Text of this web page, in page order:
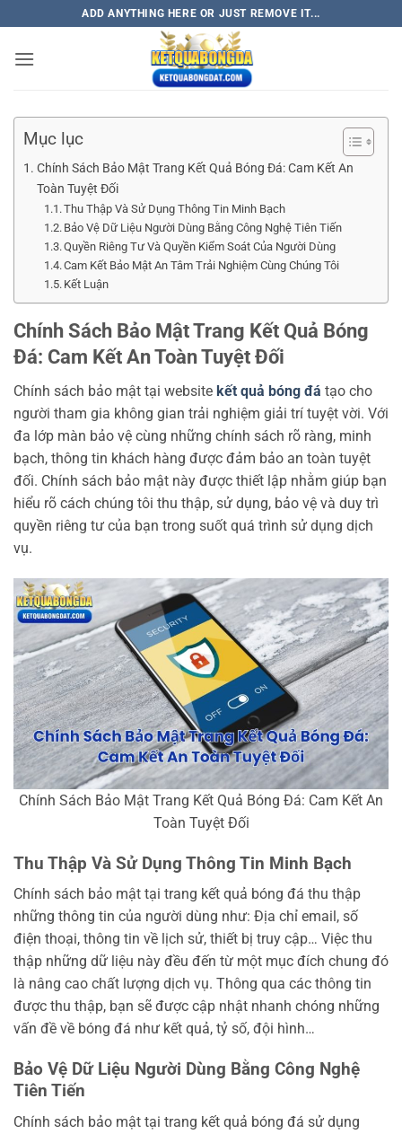
to
content
ADD ANYTHING HERE OR JUST REMOVE IT...
Mục lục
Chính Sách Bảo Mật Trang Kết Quả Bóng Đá: Cam Kết An
Toàn Tuyệt Đối
Thu Thập Và Sử Dụng Thông Tin Minh Bạch
Bảo Vệ Dữ Liệu Người Dùng Bằng Công Nghệ Tiên Tiến
Quyền Riêng Tư Và Quyền Kiểm Soát Của Người Dùng
Cam Kết Bảo Mật An Tâm Trải Nghiệm Cùng Chúng Tôi
Kết Luận
Chính Sách Bảo Mật Trang Kết Quả Bóng
Đá: Cam Kết An Toàn Tuyệt Đối
Chính sách bảo mật tại website kết quả bóng đá tạo cho
người tham gia không gian trải nghiệm giải trí tuyệt vời. Với
đa lớp màn bảo vệ cùng những chính sách rõ ràng, minh
bạch, thông tin khách hàng được đảm bảo an toàn tuyệt
đối. Chính sách bảo mật này được thiết lập nhằm giúp bạn
hiểu rõ cách chúng tôi thu thập, sử dụng, bảo vệ và duy trì
quyền riêng tư của bạn trong suốt quá trình sử dụng dịch
vụ.
Chính Sách Bảo Mật Trang Kết Quả Bóng Đá: Cam Kết An
Toàn Tuyệt Đối
Thu Thập Và Sử Dụng Thông Tin Minh Bạch
Chính sách bảo mật tại trang kết quả bóng đá thu thập
những thông tin của người dùng như: Địa chỉ email, số
điện thoại, thông tin về lịch sử, thiết bị truy cập… Việc thu
thập những dữ liệu này đều đến từ một mục đích chung đó
là nâng cao chất lượng dịch vụ. Thông qua các thông tin
được thu thập, bạn sẽ được cập nhật nhanh chóng những
vấn đề về bóng đá như kết quả, tỷ số, đội hình…
Bảo Vệ Dữ Liệu Người Dùng Bằng Công Nghệ
Tiên Tiến
Chính sách bảo mật tại trang kết quả bóng đá sử dụng